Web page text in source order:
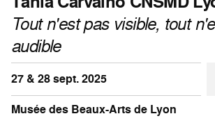
Tout n'est pas visible, tout
audible
27 & 28 sept. 2025
Musée des Beaux-Arts de Lyon